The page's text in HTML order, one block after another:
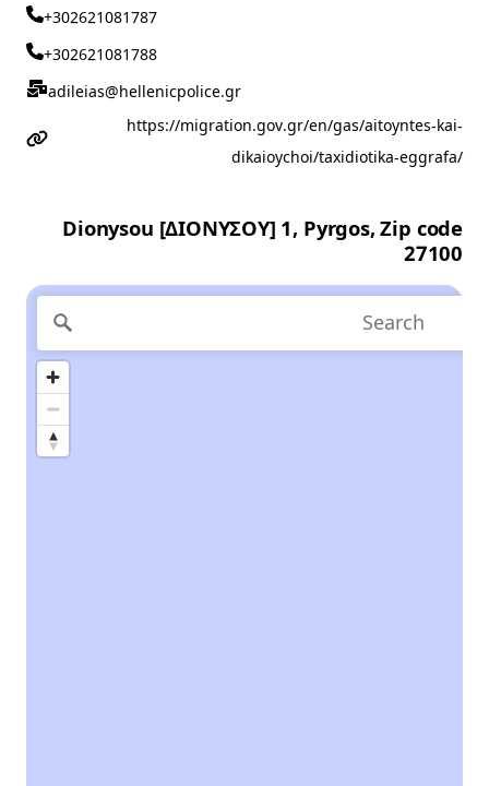
+302621081787
+302621081788
adileias@hellenicpolice.gr
https://migration.gov.gr/en/gas/aitoyntes-kai-
dikaioychoi/taxidiotika-eggrafa/
Dionysou [ΔΙΟΝΥΣΟΥ] 1, Pyrgos, Zip code
27100